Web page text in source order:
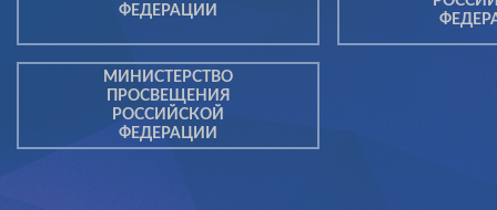
ФЕДЕРАЦИИ
МИНИСТЕРСТВО
ПРОСВЕЩЕНИЯ
РОССИЙСКОЙ
ФЕДЕРАЦИИ